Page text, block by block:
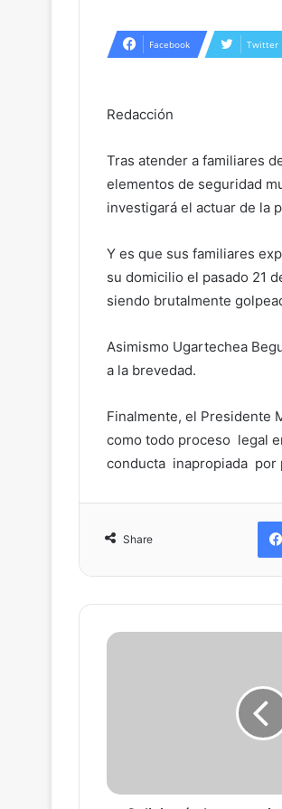
Facebook Twitter
Redacción
Tras atender a familiares
elementos de seguridad
investigará el actuar de la
Y es que sus familiares
su domicilio el pasado 21
siendo brutalmente
Asimismo Ugartechea
a la brevedad.
Finalmente, el Presidente
como todo proceso legal
conducta inapropiada por
Share